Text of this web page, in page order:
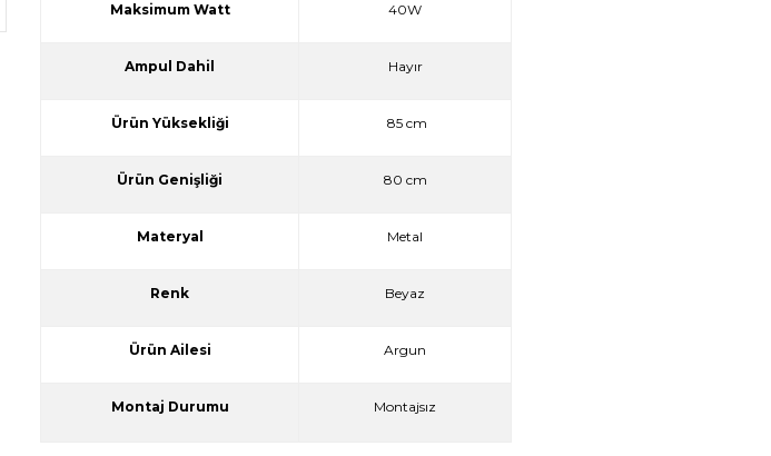
Maksimum Watt 40W
Ampul Dahil Hayır
Ürün Yüksekliği 85 cm
Ürün Genişliği 80 cm
Materyal Metal
Renk Beyaz
Ürün Ailesi Argun
Montaj Durumu Montajsız